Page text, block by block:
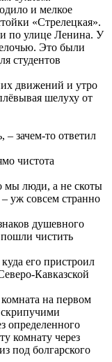
и мелкое
«Стрелецкая».
по улице Ленина. У
Это были
студентов
движений и утро
шелуху от
– зачем-то ответил
чистота
мы люди, а не скоты
уж совсем странно
душевного
чистить
его пристроил
Кавказской
на первом
определенного
комнату через
под болгарского